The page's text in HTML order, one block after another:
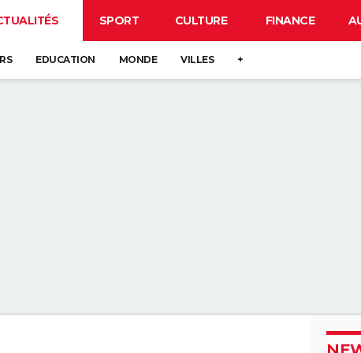
SPORT CULTURE FINANCE
EDUCATION MONDE VILLES +